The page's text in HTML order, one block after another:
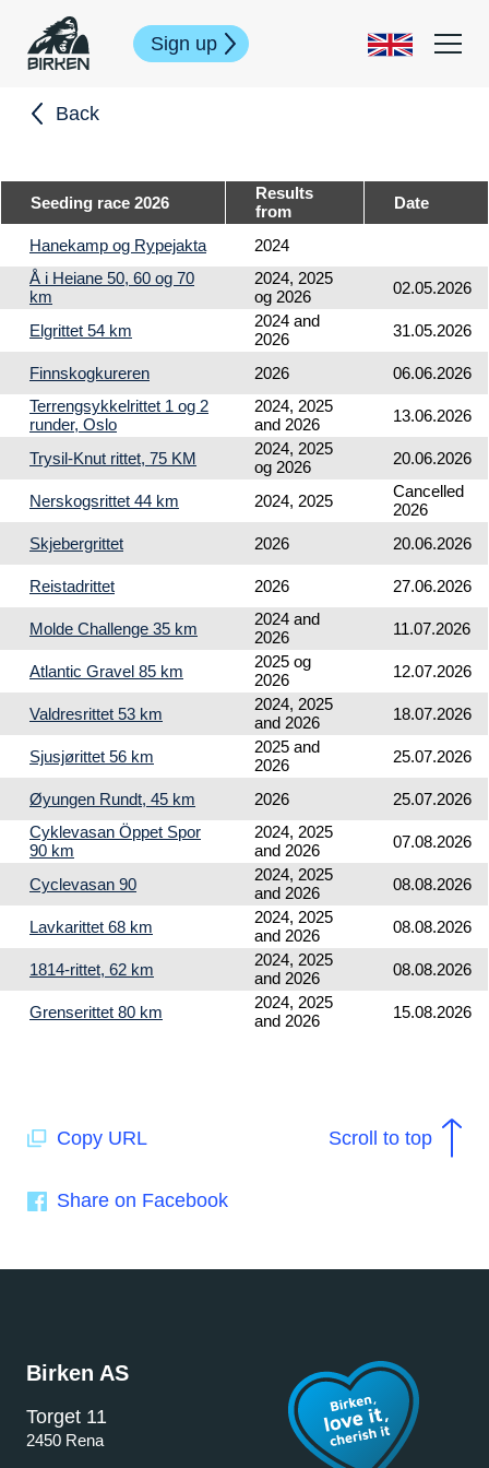
Sign up
Back
Seeding race 2026
Results
from
Date
Hanekamp og Rypejakta
2024
Å i Heiane 50, 60 og 70
km
2024, 2025
og 2026
02.05.2026
Elgrittet 54 km
2024 and
2026
31.05.2026
Finnskogkureren 2026
06.06.2026
Terrengsykkelrittet 1 og 2
runder, Oslo
2024, 2025
and 2026
13.06.2026
Trysil-Knut rittet, 75 KM
2024, 2025
og 2026
20.06.2026
Nerskogsrittet 44 km 2024, 2025
Cancelled
2026
Skjebergrittet
2026 20.06.2026
Reistadrittet 2026 27.06.2026
Molde Challenge 35 km
2024 and
2026
11.07.2026
Atlantic Gravel 85 km
2025 og
2026
12.07.2026
Valdresrittet 53 km
2024, 2025
and 2026
18.07.2026
Sjusjørittet 56 km
2025 and
2026
25.07.2026
Øyungen Rundt, 45 km 2026
25.07.2026
Cyklevasan Öppet Spor
90 km
2024, 2025
and 2026
07.08.2026
Cyclevasan 90
2024, 2025
and 2026
08.08.2026
Lavkarittet 68 km
2024, 2025
and 2026
08.08.2026
1814-rittet, 62 km
2024, 2025
and 2026
08.08.2026
Grenserittet 80 km
2024, 2025
and 2026
15.08.2026
Copy URL
Share on Facebook
Scroll to top
Birken AS
Torget 11
2450 Rena